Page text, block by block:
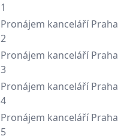
1
Pronájem kanceláří Praha
2
Pronájem kanceláří Praha
3
Pronájem kanceláří Praha
4
Pronájem kanceláří Praha
5